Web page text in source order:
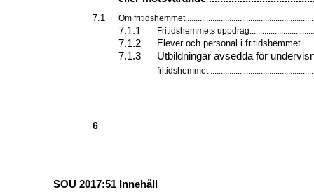
7.1 Om
7.1.1 Fritidshemmets
7.1.2 Elever och personal i fritidshemmet
7.1.3 Utbildningar avsedda för
fritidshemmet
6
SOU 2017:51 Innehåll